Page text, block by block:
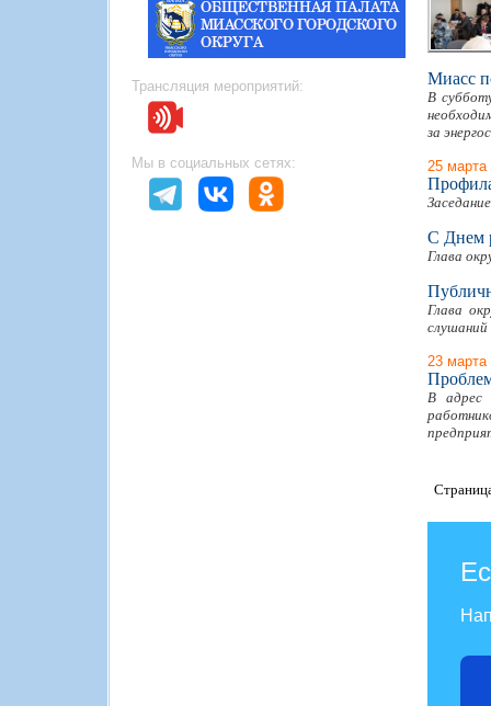
Трансляция мероприятий:
Мы в социальных сетях:
Миасс
В
за
25 марта
С Днем
Глава
Глава
слушаний
23 марта
В адрес